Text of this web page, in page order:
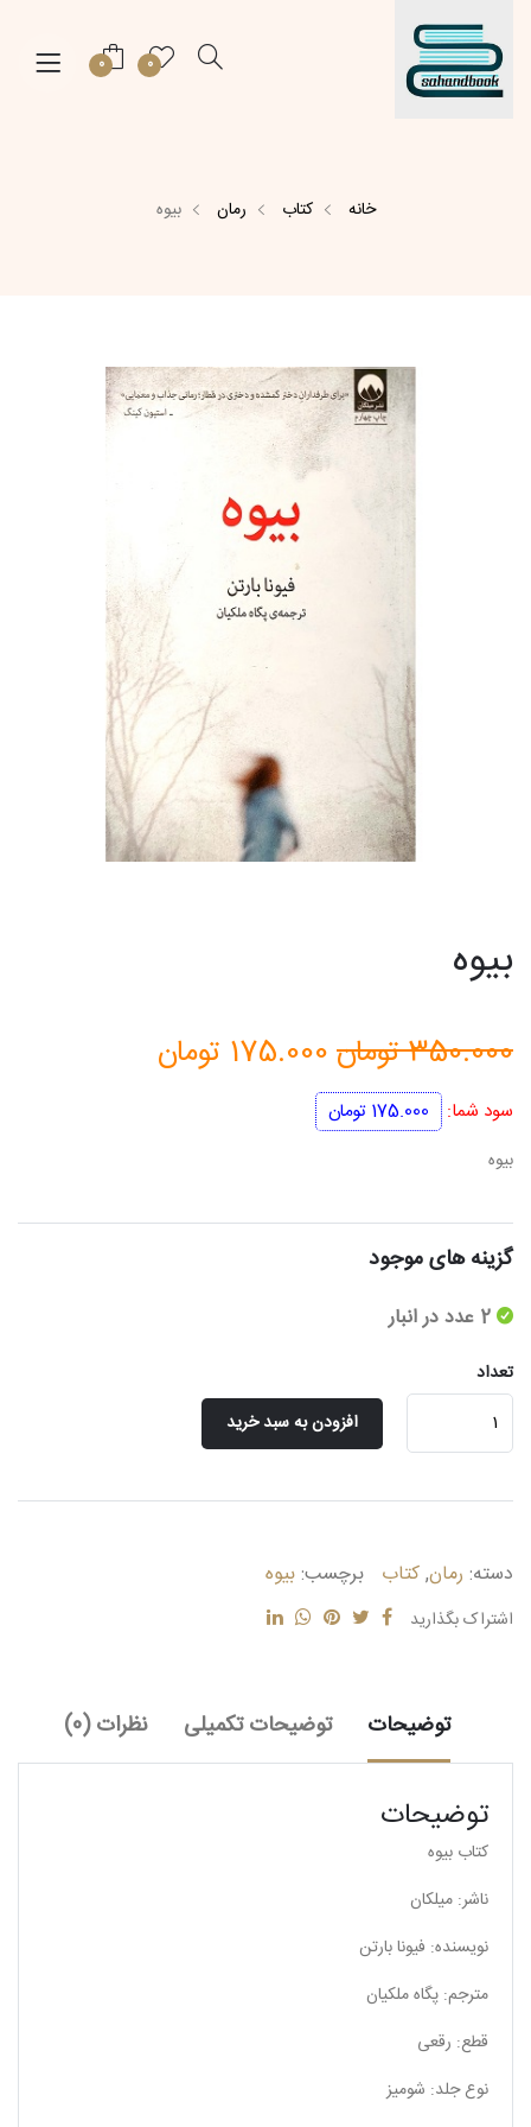
0
0
خانه کتاب رمان بیوه
بیوه
350.000تومانقیمت
اصلی
175.000 تومان
سود شما: 175.000 تومان
بیوه
گزینه های موجود
تعداد
بیوه
عدد
افزودن به سبد خرید
دسته: رمان,کتاب برچسب:بیوه
اشتراک بگذارید
توضیحات توضیحات تکمیلی نظرات (0)
توضیحات
کتاب بیوه
ناشر: میلکان
نویسنده: فیونا بارتن
مترجم: پگاه ملکیان
قطع: رقعی
نوع جلد: شومیز